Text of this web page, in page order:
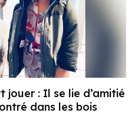
jouer : Il se lie d’amitié
dans les bois